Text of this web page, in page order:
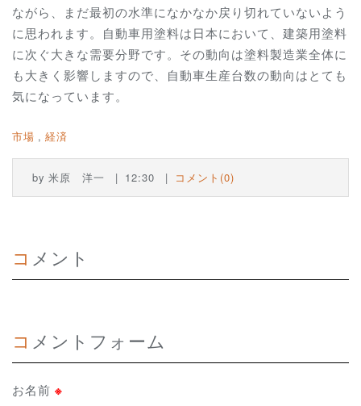
ながら、まだ最初の水準になかなか戻り切れていないよう
に思われます。自動車用塗料は日本において、建築用塗料
に次ぐ大きな需要分野です。その動向は塗料製造業全体に
も大きく影響しますので、自動車生産台数の動向はとても
気になっています。
市場 経済
by 米原 洋一 12:30 コメント(0)
コメント
コメントフォーム
お名前 ※